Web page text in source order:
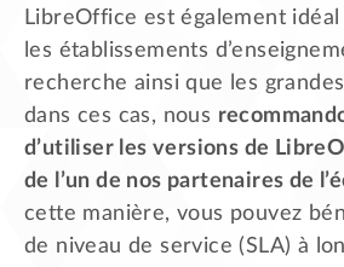
LibreOffice est également
les établissements
recherche ainsi que les
dans ces cas, nous
d’utiliser les versions de
de l’un de nos partenaires de
cette manière, vous pouvez
de niveau de service (SLA) à